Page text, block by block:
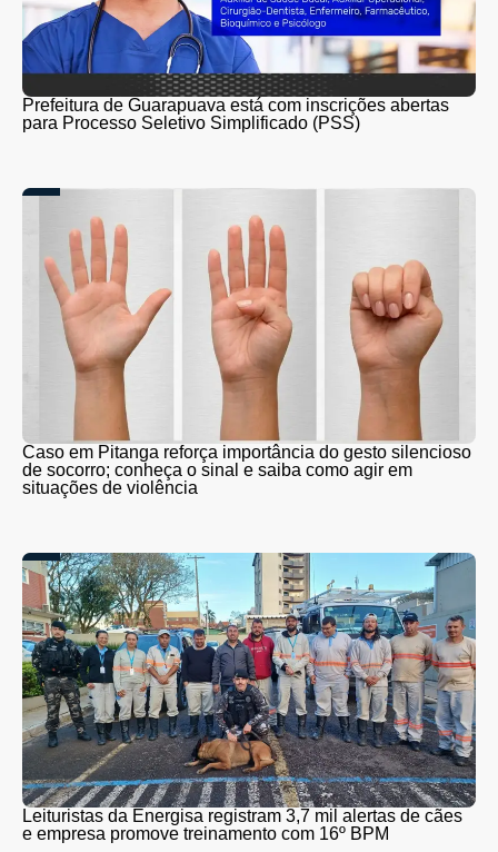
Prefeitura de Guarapuava está com inscrições abertas
para Processo Seletivo Simplificado (PSS)
Caso em Pitanga reforça importância do gesto silencioso
de socorro; conheça o sinal e saiba como agir em
situações de violência
Leituristas da Energisa registram 3,7 mil alertas de cães
e empresa promove treinamento com 16º BPM